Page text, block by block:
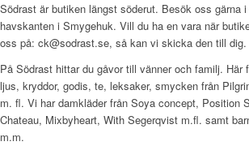
Södrast är butiken längst söderut. Besök oss gärna
havskanten i Smygehuk. Vill du ha en vara när
oss på: ck@sodrast.se, så kan vi skicka den till dig.
På Södrast hittar du gåvor till vänner och familj. Här
ljus, kryddor, godis, te, leksaker, smycken från
m. fl. Vi har damkläder från Soya concept, Position
Chateau, Mixbyheart, With Segerqvist m.fl. samt
m.m.